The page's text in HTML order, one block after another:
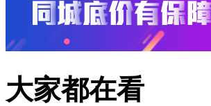
大家都在看